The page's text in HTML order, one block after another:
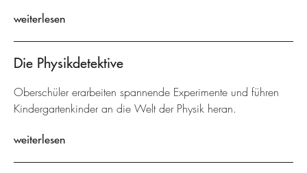
weiterlesen
Die Physikdetektive
Oberschüler erarbeiten spannende Experimente und führen
Kindergartenkinder an die Welt der Physik heran.
weiterlesen